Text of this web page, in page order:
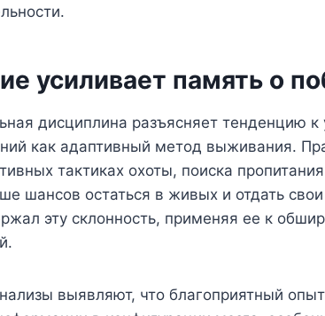
усиливает память о
дисциплина разъясняет тенденцию
как адаптивный метод выживания.
тактиках охоты, поиска
шансов остаться в живых и отдать
эту склонность, применяя ее к
выявляют, что благоприятный